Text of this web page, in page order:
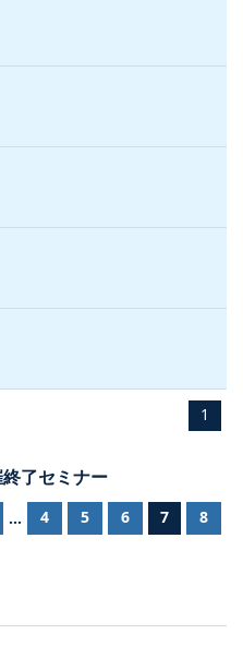
1
了セミナー
... 4 5 6 7 8